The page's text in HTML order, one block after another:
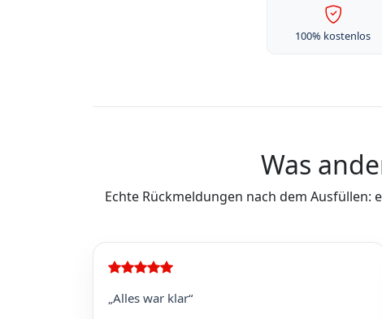
100% kostenlos
Was
Echte Rückmeldungen nach dem
„Alles war klar“